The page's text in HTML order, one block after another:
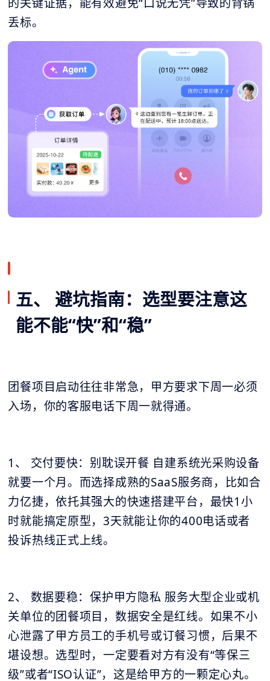
的关键证据，能有效避免“口说无凭”导致的背锅
丢标。
五、 避坑指南：选型要注意这
能不能“快”和“稳”
团餐项目启动往往非常急，甲方要求下周一必须
入场，你的客服电话下周一就得通。
1、 交付要快：别耽误开餐 自建系统光采购设备
就要一个月。而选择成熟的SaaS服务商，比如合
力亿捷，依托其强大的快速搭建平台，最快1小
时就能搞定原型，3天就能让你的400电话或者
投诉热线正式上线。
2、 数据要稳：保护甲方隐私 服务大型企业或机
关单位的团餐项目，数据安全是红线。如果不小
心泄露了甲方员工的手机号或订餐习惯，后果不
堪设想。选型时，一定要看对方有没有“等保三
级”或者“ISO认证”，这是给甲方的一颗定心丸。